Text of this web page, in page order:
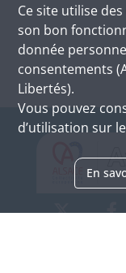
Ce site utilise des
son bon
donnée
consentements
Libertés).
Vous pouvez
d’utilisation sur
En